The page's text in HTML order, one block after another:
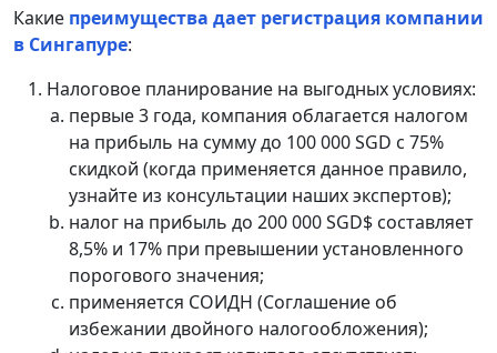
Какие преимущества дает регистрация компании
в Сингапуре:
Налоговое планирование на выгодных условиях:
первые 3 года, компания облагается налогом
на прибыль на сумму до 100 000 SGD с 75%
скидкой (когда применяется данное правило,
узнайте из консультации наших экспертов);
налог на прибыль до 200 000 SGD$ составляет
8,5% и 17% при превышении установленного
порогового значения;
применяется СОИДН (Соглашение об
избежании двойного налогообложения);